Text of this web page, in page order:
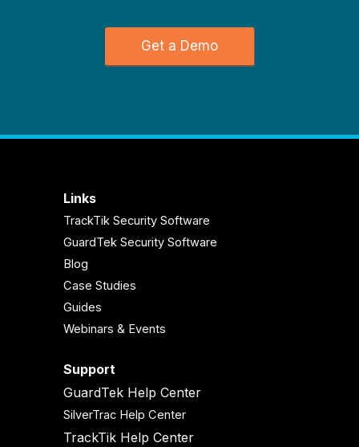
Get a Demo
Links
TrackTik Security Software
GuardTek Security Software
Blog
Case Studies
Guides
Webinars & Events
Support
GuardTek Help Center
SilverTrac Help Center
TrackTik Help Center